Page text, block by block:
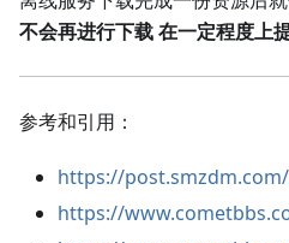
不会再进行下载 在一定程度上
参考和引用：
https://
https://